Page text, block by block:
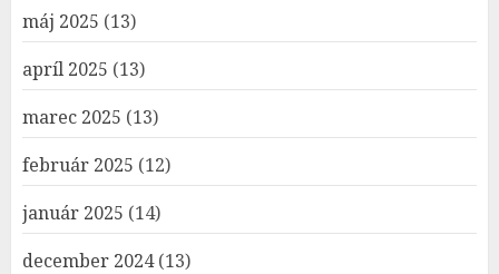
máj 2025 (13)
apríl 2025 (13)
marec 2025 (13)
február 2025 (12)
január 2025 (14)
december 2024(13)